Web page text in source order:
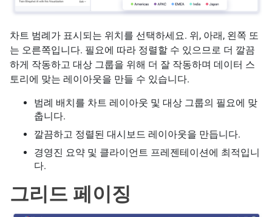
차트 범례가 표시되는 위치를 선택하세요. 위, 아래, 왼쪽 또
는 오른쪽입니다. 필요에 따라 정렬할 수 있으므로 더 깔끔
하게 작동하고 대상 그룹을 위해 더 잘 작동하며 데이터 스
토리에 맞는 레이아웃을 만들 수 있습니다.
범례 배치를 차트 레이아웃 및 대상 그룹의 필요에 맞
춥니다.
깔끔하고 정렬된 대시보드 레이아웃을 만듭니다.
경영진 요약 및 클라이언트 프레젠테이션에 최적입니
다.
그리드 페이징